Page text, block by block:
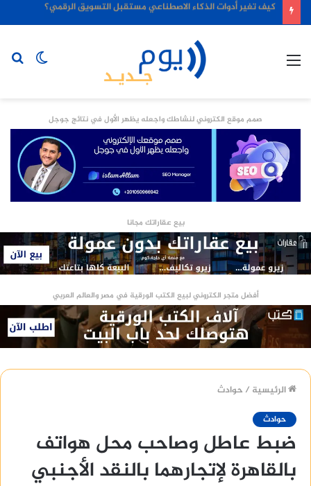
كيف تغير أدوات الذكاء الاصطناعي مستقبل التسويق الرقمي؟
الوضع
صمم موقع الكتروني لنشاطك واجعله يظهر الأول في نتائج جوجل
بيع عقاراتك مجانا
أفضل متجر الكتروني لبيع الكتب الورقية في مصر والعالم العربي
الرئيسية / حوادث
حوادث
ضبط عاطل وصاحب محل هواتف
بالقاهرة لإتجارهما بالنقد الأجنبي